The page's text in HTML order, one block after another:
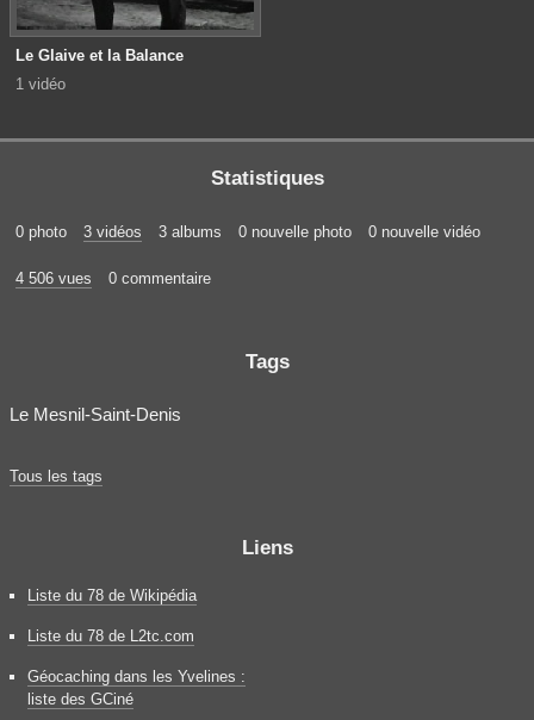
Le Glaive et la Balance
1 vidéo
Statistiques
0 photo 3 vidéos 3 albums 0 nouvelle photo 0 nouvelle vidéo
4 506 vues 0 commentaire
Tags
Le Mesnil-Saint-Denis
Tous les tags
Liens
Liste du 78 de Wikipédia
Liste du 78 de L2tc.com
Géocaching dans les Yvelines :
liste des GCiné